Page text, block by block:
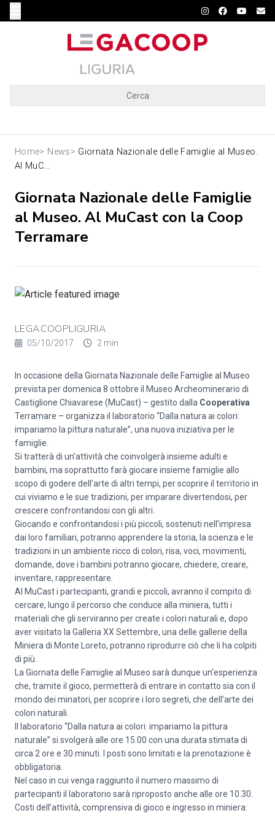
Cerca
Home> News> Giornata Nazionale delle Famiglie al Museo.
Al MuC...
Giornata Nazionale delle Famiglie
al Museo. Al MuCast con la Coop
Terramare
LEGACOOPLIGURIA
05/10/2017 2 min
In occasione della Giornata Nazionale delle Famiglie al Museo
prevista per domenica 8 ottobre il Museo Archeominerario di
Castiglione Chiavarese (MuCast) – gestito dalla Cooperativa
Terramare – organizza il laboratorio “Dalla natura ai colori:
impariamo la pittura naturale”, una nuova iniziativa per le
famiglie.
Si tratterà di un’attività che coinvolgerà insieme adulti e
bambini, ma soprattutto farà giocare insieme famiglie allo
scopo di godere dell’arte di altri tempi, per scoprire il territorio in
cui viviamo e le sue tradizioni, per imparare divertendosi, per
crescere confrontandosi con gli altri.
Giocando e confrontandosi i più piccoli, sostenuti nell’impresa
dai loro familiari, potranno apprendere la storia, la scienza e le
tradizioni in un ambiente ricco di colori, risa, voci, movimenti,
domande, dove i bambini potranno giocare, chiedere, creare,
inventare, rappresentare.
Al MuCast i partecipanti, grandi e piccoli, avranno il compito di
cercare, lungo il percorso che conduce alla miniera, tutti i
materiali che gli serviranno per create i colori naturali e, dopo
aver visitato la Galleria XX Settembre, una delle gallerie della
Miniera di Monte Loreto, potranno riprodurre ciò che li ha colpiti
di più.
La Giornata delle Famiglie al Museo sarà dunque un’esperienza
che, tramite il gioco, permetterà di entrare in contatto sia con il
mondo dei minatori, per scoprire i loro segreti, che dell’arte dei
colori naturali.
Il laboratorio “Dalla natura ai colori: impariamo la pittura
naturale” si svolgerà alle ore 15.00 con una durata stimata di
circa 2 ore e 30 minuti. I posti sono limitati e la prenotazione è
obbligatoria.
Nel caso in cui venga raggiunto il numero massimo di
partecipanti il laboratorio sarà riproposto anche alle ore 10.30.
Costi dell’attività, comprensiva di gioco e ingresso in miniera: